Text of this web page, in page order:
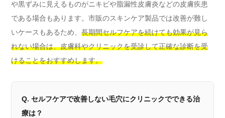
や黒ずみに見えるものがニキビや脂漏性皮膚炎などの皮膚疾患
である場合もあります。市販のスキンケア製品では改善が難し
いケースもあるため、 長期間セルフケアを続けても効果が見ら
れない場合は、皮膚科やクリニックを受診して正確な診断を受
けることをおすすめします。
Q. セルフケアで改善しない毛穴にクリニックでできる治
療は？